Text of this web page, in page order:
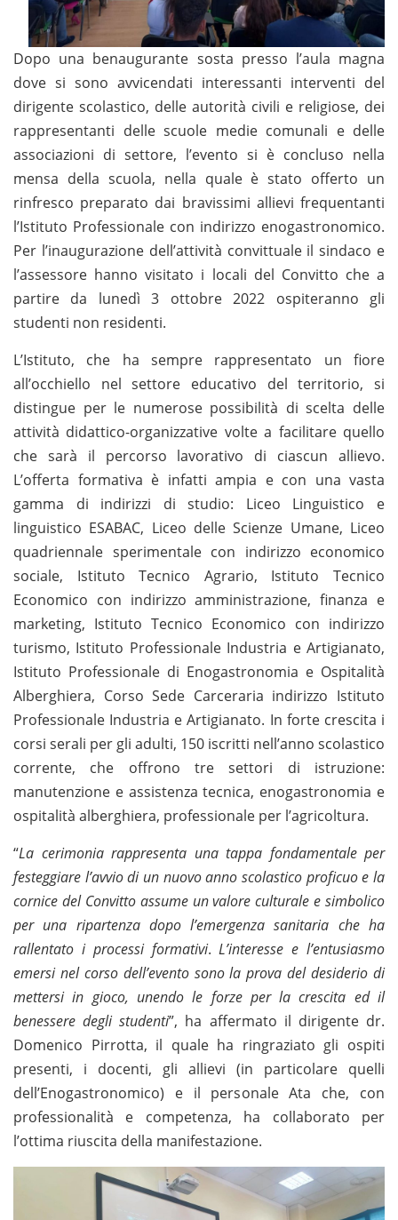
Dopo una benaugurante sosta presso l’aula magna
dove si sono avvicendati interessanti interventi del
dirigente scolastico, delle autorità civili e religiose, dei
rappresentanti delle scuole medie comunali e delle
associazioni di settore, l’evento si è concluso nella
mensa della scuola, nella quale è stato offerto un
rinfresco preparato dai bravissimi allievi frequentanti
l’Istituto Professionale con indirizzo enogastronomico.
Per l’inaugurazione dell’attività convittuale il sindaco e
l’assessore hanno visitato i locali del Convitto che a
partire da lunedì 3 ottobre 2022 ospiteranno gli
studenti non residenti.
L’Istituto, che ha sempre rappresentato un fiore
all’occhiello nel settore educativo del territorio, si
distingue per le numerose possibilità di scelta delle
attività didattico-organizzative volte a facilitare quello
che sarà il percorso lavorativo di ciascun allievo.
L’offerta formativa è infatti ampia e con una vasta
gamma di indirizzi di studio: Liceo Linguistico e
linguistico ESABAC, Liceo delle Scienze Umane, Liceo
quadriennale sperimentale con indirizzo economico
sociale, Istituto Tecnico Agrario, Istituto Tecnico
Economico con indirizzo amministrazione, finanza e
marketing, Istituto Tecnico Economico con indirizzo
turismo, Istituto Professionale Industria e Artigianato,
Istituto Professionale di Enogastronomia e Ospitalità
Alberghiera, Corso Sede Carceraria indirizzo Istituto
Professionale Industria e Artigianato. In forte crescita i
corsi serali per gli adulti, 150 iscritti nell’anno scolastico
corrente, che offrono tre settori di istruzione:
manutenzione e assistenza tecnica, enogastronomia e
ospitalità alberghiera, professionale per l’agricoltura.
“La cerimonia rappresenta una tappa fondamentale per
festeggiare l’avvio di un nuovo anno scolastico proficuo e la
cornice del Convitto assume un valore culturale e simbolico
per una ripartenza dopo l’emergenza sanitaria che ha
rallentato i processi formativi.L’interesse e l’entusiasmo
emersi nel corso dell’evento sono la prova del desiderio di
mettersi in gioco, unendo le forze per la crescita ed il
benessere degli studenti”, ha affermato il dirigente dr.
Domenico Pirrotta, il quale ha ringraziato gli ospiti
presenti, i docenti, gli allievi (in particolare quelli
dell’Enogastronomico) e il personale Ata che, con
professionalità e competenza, ha collaborato per
l’ottima riuscita della manifestazione.